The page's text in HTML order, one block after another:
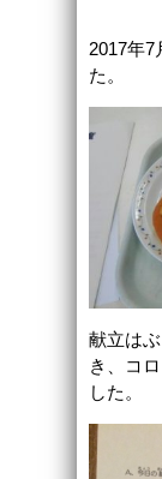
2017年
た。
献立は
き、コ
した。